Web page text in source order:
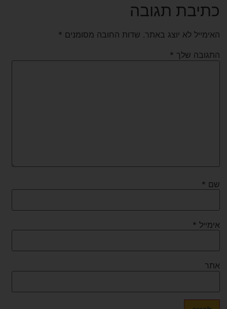
כתיבת תגובה
האימייל לא יוצג באתר. שדות החובה מסומנים *
התגובה שלך *
שם *
אימייל *
אתר